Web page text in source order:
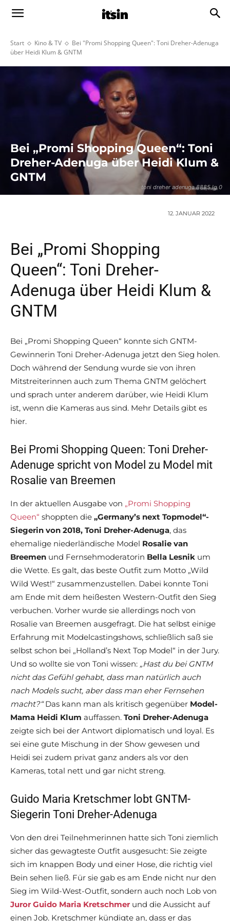
Start Kino & TV
Bei "Promi Shopping Queen": Toni Dreher-Adenuga
über Heidi Klum & GNTM
toni dreher adenuga 8885 lg 0
Bei „Promi Shopping Queen“: Toni
Dreher-Adenuga über Heidi Klum &
GNTM
12. JANUAR 2022
Bei „Promi Shopping
Queen“: Toni Dreher-
Adenuga über Heidi Klum &
GNTM
Bei „Promi Shopping Queen“ konnte sich GNTM-
Gewinnerin Toni Dreher-Adenuga jetzt den Sieg holen.
Doch während der Sendung wurde sie von ihren
Mitstreiterinnen auch zum Thema GNTM gelöchert
und sprach unter anderem darüber, wie Heidi Klum
ist, wenn die Kameras aus sind. Mehr Details gibt es
hier.
Bei Promi Shopping Queen: Toni Dreher-
Adenuge spricht von Model zu Model mit
Rosalie van Breemen
In der aktuellen Ausgabe von „Promi Shopping
Queen“ shoppten die „Germany’s next Topmodel“-
Siegerin von 2018, Toni Dreher-Adenuga, das
ehemalige niederländische Model Rosalie van
Breemen und Fernsehmoderatorin Bella Lesnik um
die Wette. Es galt, das beste Outfit zum Motto „Wild
Wild West!“ zusammenzustellen. Dabei konnte Toni
am Ende mit dem heißesten Western-Outfit den Sieg
verbuchen. Vorher wurde sie allerdings noch von
Rosalie van Breemen ausgefragt. Die hat selbst einige
Erfahrung mit Modelcastingshows, schließlich saß sie
selbst schon bei „Holland’s Next Top Model“ in der Jury.
Und so wollte sie von Toni wissen: „Hast du bei GNTM
nicht das Gefühl gehabt, dass man natürlich auch
nach Models sucht, aber dass man eher Fernsehen
macht?“Das kann man als kritisch gegenüber Model-
Mama Heidi Klum auffassen. Toni Dreher-Adenuga
zeigte sich bei der Antwort diplomatisch und loyal. Es
sei eine gute Mischung in der Show gewesen und
Heidi sei zudem privat ganz anders als vor den
Kameras, total nett und gar nicht streng.
Guido Maria Kretschmer lobt GNTM-
Siegerin Toni Dreher-Adenuga
Von den drei Teilnehmerinnen hatte sich Toni ziemlich
sicher das gewagteste Outfit ausgesucht: Sie zeigte
sich im knappen Body und einer Hose, die richtig viel
Bein sehen ließ. Für sie gab es am Ende nicht nur den
Sieg im Wild-West-Outfit, sondern auch noch Lob von
Juror Guido Maria Kretschmer und die Aussicht auf
einen Job. Kretschmer kündigte an, dass er das